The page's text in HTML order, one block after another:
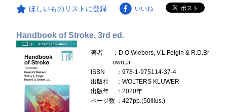
ほしいものリストに登録 いいね
Handbook of Stroke, 3rd ed.
著者
：D.O.Wiebers, V.L.Feigin & R.D.Br
own,Jr.
ISBN
：978-1-975114-37-4
出版社
：WOLTERS KLUWER
出版年
：2020年
ページ数 ：427pp.(50illus.)